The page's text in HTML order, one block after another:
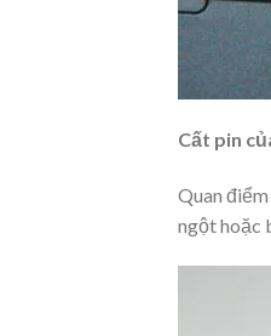
Cất pin
Quan điểm
ngột hoặc